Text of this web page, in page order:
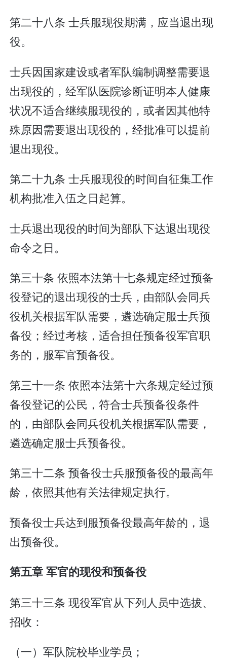
第二十八条 士兵服现役期满，应当退出现
役。
士兵因国家建设或者军队编制调整需要退
出现役的，经军队医院诊断证明本人健康
状况不适合继续服现役的，或者因其他特
殊原因需要退出现役的，经批准可以提前
退出现役。
第二十九条 士兵服现役的时间自征集工作
机构批准入伍之日起算。
士兵退出现役的时间为部队下达退出现役
命令之日。
第三十条 依照本法第十七条规定经过预备
役登记的退出现役的士兵，由部队会同兵
役机关根据军队需要，遴选确定服士兵预
备役；经过考核，适合担任预备役军官职
务的，服军官预备役。
第三十一条 依照本法第十六条规定经过预
备役登记的公民，符合士兵预备役条件
的，由部队会同兵役机关根据军队需要，
遴选确定服士兵预备役。
第三十二条 预备役士兵服预备役的最高年
龄，依照其他有关法律规定执行。
预备役士兵达到服预备役最高年龄的，退
出预备役。
第五章 军官的现役和预备役
第三十三条 现役军官从下列人员中选拔、
招收：
（一）军队院校毕业学员；